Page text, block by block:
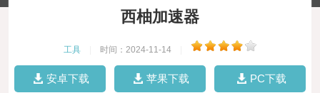
西柚加速器
工具 时间：2024-11-14
安卓下载 苹果下载 PC下载